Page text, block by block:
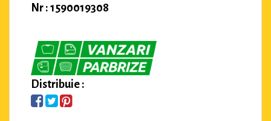
Nr : 1590019308
Distribuie :